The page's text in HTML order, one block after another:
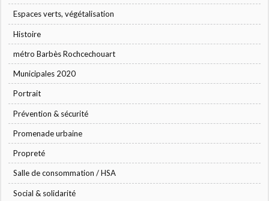
Espaces verts, végétalisation
Histoire
métro Barbès Rochcechouart
Municipales 2020
Portrait
Prévention & sécurité
Promenade urbaine
Propreté
Salle de consommation / HSA
Social & solidarité